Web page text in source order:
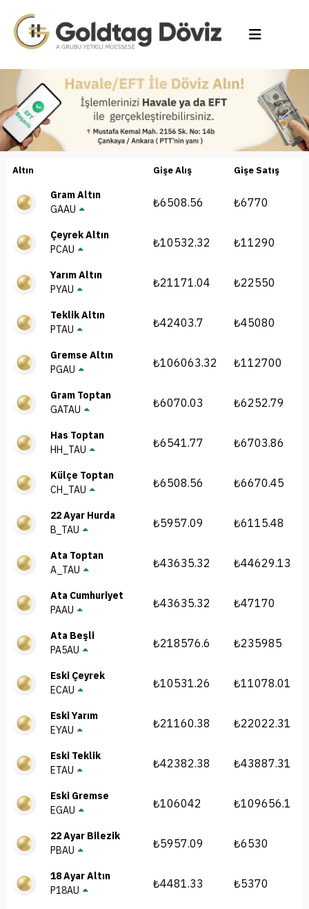
Previous Next
Altın Gişe Alış Gişe Satış
Gram Altın
GAAU
₺6508.56 ₺6770
Çeyrek Altın
PCAU
₺10532.32 ₺11290
Yarım Altın
PYAU
₺21171.04 ₺22550
Teklik Altın
PTAU
₺42403.7 ₺45080
Gremse Altın
PGAU
₺106063.32 ₺112700
Gram Toptan
GATAU
₺6070.03 ₺6252.79
Has Toptan
HH_TAU
₺6541.77 ₺6703.86
Külçe Toptan
CH_TAU
₺6508.56 ₺6670.45
22 Ayar Hurda
B_TAU
₺5957.09 ₺6115.48
Ata Toptan
A_TAU
₺43635.32 ₺44629.13
Ata Cumhuriyet
PAAU
₺43635.32 ₺47170
Ata Beşli
PA5AU
₺218576.6 ₺235985
Eski Çeyrek
ECAU
₺10531.26 ₺11078.01
Eski Yarım
EYAU
₺21160.38 ₺22022.31
Eski Teklik
ETAU
₺42382.38 ₺43887.31
Eski Gremse
EGAU
₺106042 ₺109656.1
22 Ayar Bilezik
PBAU
₺5957.09 ₺6530
18 Ayar Altın
P18AU
₺4481.33 ₺5370